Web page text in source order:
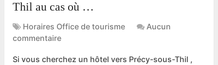
Thil au cas où …
Horaires Office de tourisme
Aucun
commentaire
Si vous cherchez un hôtel vers Précy-sous-Thil ,